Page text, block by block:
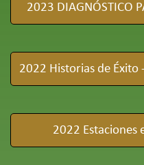
2023 DIAGNÓSTICO
2022 Historias de Éxito
2022 Estaciones